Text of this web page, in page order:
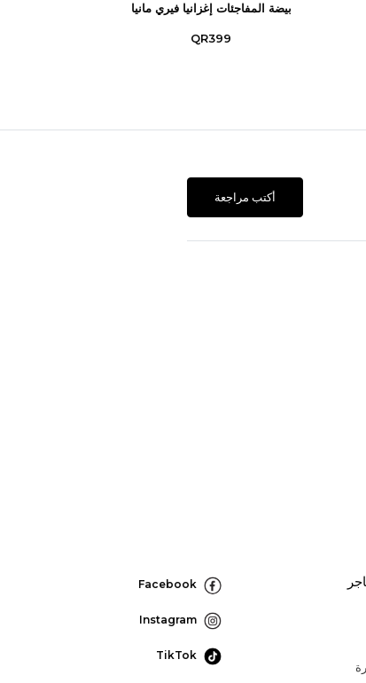
بيضة المفاجئات إغزانيا فيري مانيا
QR399
أكتب مراجعة
Facebook
Instagram
TikTok